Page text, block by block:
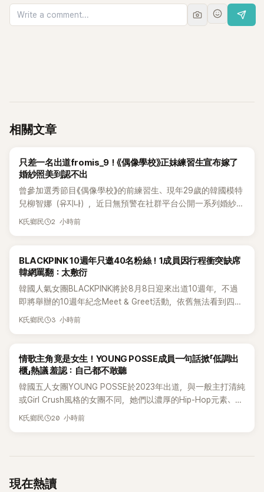
相關文章
K-POP
只差一名出道fromis_9！《偶像學校》正妹練習生宣布嫁了
婚紗照美到認不出
曾參加選秀節目《偶像學校》的前練習生、現年29歲的韓國模特
兒柳智娜（유지나），近日無預警在社群平台公開一系列婚紗
照，親自宣布即將步入婚姻，消息曝光後讓不少曾追看節目的
K氏鄉民 2 小時前
K-POP
BLACKPINK 10週年只邀40名粉絲！1成員因行程衝突缺席
韓網罵翻：太敷衍
韓國人氣女團BLACKPINK將於8月8日迎來出道10週年，不過
即將舉辦的10週年紀念Meet & Greet活動，依舊無法看到四人
合體。根據韓媒《MyDaily》7日報導，當天將由Jisoo（智秀）、
K氏鄉民 3 小時前
K-POP
情歌主角竟是女生！YOUNG POSSE成員一句話掀「低調出
櫃」熱議 羞認：自己都不敢聽
韓國五人女團YOUNG POSSE於2023年出道，與一般主打清純
或Girl Crush風格的女團不同，她們以濃厚的Hip-Hop元素、自
創Rap及成員親自參與創作為特色，MV也融入美式街頭、塗
K氏鄉民 20 小時前
現在熱讀